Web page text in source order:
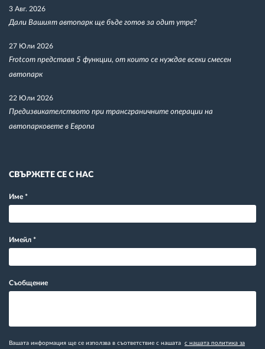
3 Авг. 2026
Дали Вашият автопарк ще бъде готов за одит утре?
27 Юли 2026
Frotcom представя 5 функции, от които се нуждае всеки смесен
автопарк
22 Юли 2026
Предизвикателството при трансграничните операции на
автопарковете в Европа
СВЪРЖЕТЕ СЕ С НАС
Име *
Имейл *
Съобщение
Вашата информация ще се използва в съответствие с нашата с нашата политика за